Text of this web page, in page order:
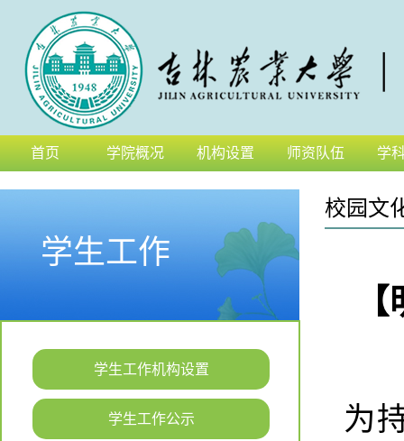
首页 学院概况 机构设置 师资队伍 学
学生工作
学生工作机构设置
学生工作公示
校园文
为